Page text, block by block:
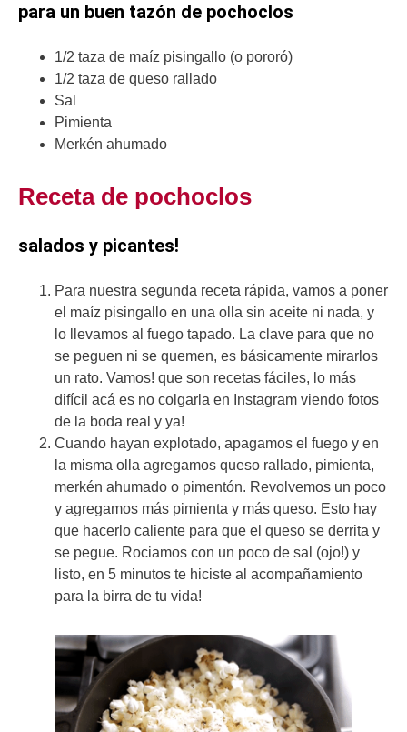
para un buen tazón de pochoclos
1/2 taza de maíz pisingallo (o pororó)
1/2 taza de queso rallado
Sal
Pimienta
Merkén ahumado
Receta de pochoclos
salados y picantes!
Para nuestra segunda receta rápida, vamos a poner
el maíz pisingallo en una olla sin aceite ni nada, y
lo llevamos al fuego tapado. La clave para que no
se peguen ni se quemen, es básicamente mirarlos
un rato. Vamos! que son recetas fáciles, lo más
difícil acá es no colgarla en Instagram viendo fotos
de la boda real y ya!
Cuando hayan explotado, apagamos el fuego y en
la misma olla agregamos queso rallado, pimienta,
merkén ahumado o pimentón. Revolvemos un poco
y agregamos más pimienta y más queso. Esto hay
que hacerlo caliente para que el queso se derrita y
se pegue. Rociamos con un poco de sal (ojo!) y
listo, en 5 minutos te hiciste al acompañamiento
para la birra de tu vida!